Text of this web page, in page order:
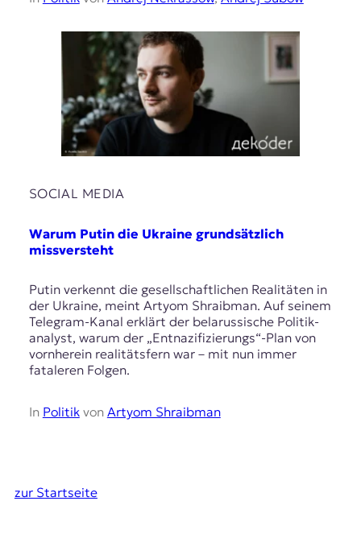
SOCIAL MEDIA
Warum Putin die Ukraine grundsätzlich
missversteht
Putin verkennt die gesellschaftlichen Realitäten in
der Ukraine, meint Artyom Shraibman. Auf seinem
Telegram-Kanal erklärt der belarussische Politik­
analyst, warum der „Entnazifi­zierungs“-Plan von
vornherein realitätsfern war – mit nun immer
fataleren Folgen.
In Politikvon Artyom Shraibman
zur Startseite